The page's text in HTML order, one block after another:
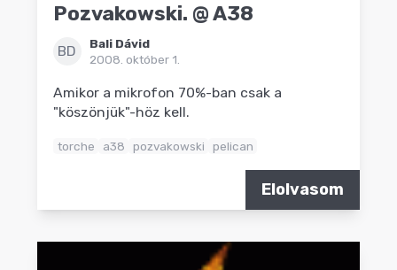
Pozvakowski. @ A38
BD
Bali Dávid
2008. október 1.
Amikor a mikrofon 70%-ban csak a
"köszönjük"-höz kell.
torche a38 pozvakowski pelican
Elolvasom